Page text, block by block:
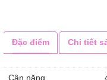
Đặc điểm Chi tiết
Cân nặng